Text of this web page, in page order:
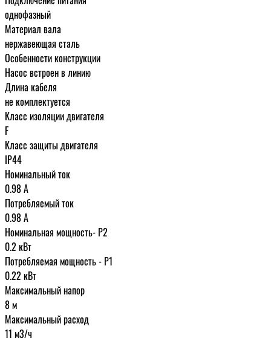
однофазный
Материал вала
нержавеющая сталь
Особенности конструкции
Насос встроен в линию
Длина кабеля
не комплектуется
Класс изоляции двигателя
F
Класс защиты двигателя
IP44
Номинальный ток
0.98 A
Потребляемый ток
0.98 А
Номинальная мощность- P2
0.2 кВт
Потребляемая мощность - P1
0.22 кВт
Максимальный напор
8 м
Максимальный расход
11 м3/ч